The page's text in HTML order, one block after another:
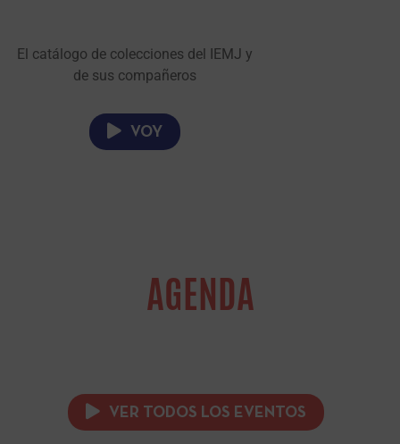
El catálogo de colecciones del IEMJ y
de sus compañeros
VOY
AGENDA
VER TODOS LOS EVENTOS